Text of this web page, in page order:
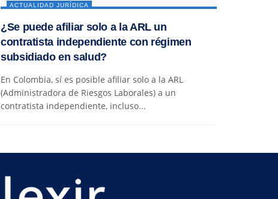
ACTUALIDAD JURÍDICA
¿Se puede afiliar solo a la ARL un
contratista independiente con régimen
subsidiado en salud?
En Colombia, sí es posible afiliar solo a la ARL
(Administradora de Riesgos Laborales) a un
contratista independiente, incluso...